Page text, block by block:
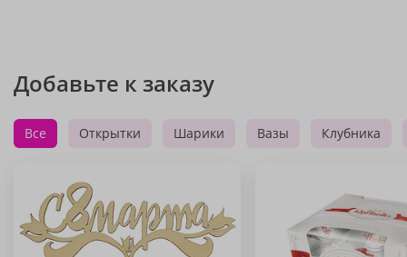
Добавьте к заказу
Все Открытки Шарики Вазы Клубника